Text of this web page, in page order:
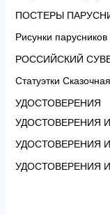
ПОСТЕРЫ
Рисунки парусников
РОССИЙСКИЙ
Статуэтки
УДОСТОВЕРЕНИЯ
УДОСТОВЕРЕНИЯ
УДОСТОВЕРЕНИЯ
УДОСТОВЕРЕНИЯ